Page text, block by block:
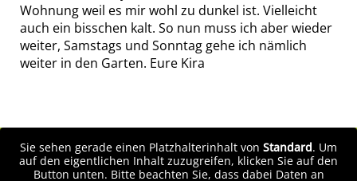
Wohnung weil es mir wohl zu dunkel ist. Vielleicht
auch ein bisschen kalt. So nun muss ich aber wieder
weiter, Samstags und Sonntag gehe ich nämlich
weiter in den Garten. Eure Kira
Sie sehen gerade einen Platzhalterinhalt von Standard. Um
auf den eigentlichen Inhalt zuzugreifen, klicken Sie auf den
Button unten. Bitte beachten Sie, dass dabei Daten an